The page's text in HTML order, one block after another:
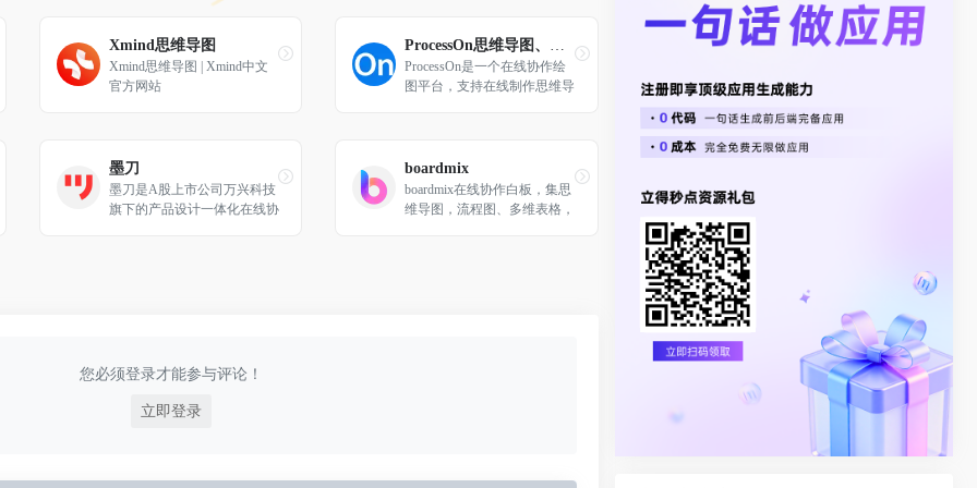
Xmind思维导图
Xmind思维导图 | Xmind中文
官方网站
ProcessOn是一个在线协作绘
图平台，支持在线制作思维导
实时协作和共享，提升团队工
作效率。
墨刀
墨刀是A股上市公司万兴科技
旗下的产品设计一体化在线协
boardmix
boardmix在线协作白板，集思
维导图，流程图、多维表格，
您必须登录才能参与评论！
立即登录